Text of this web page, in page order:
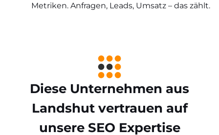
Metriken. Anfragen, Leads, Umsatz – das zählt.
Diese Unternehmen aus
Landshut vertrauen auf
unsere SEO Expertise